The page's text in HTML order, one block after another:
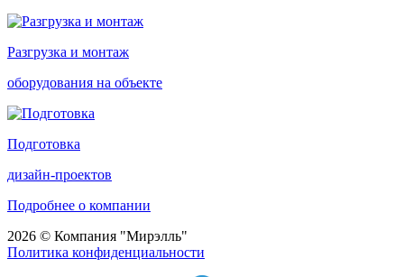
Разгрузка и монтаж
оборудования на объекте
Подготовка
дизайн-проектов
Подробнее о компании
2026 © Компания "Мирэлль"
Политика конфиденциальности